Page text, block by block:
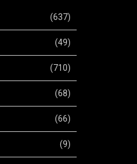
(637)
(49)
(710)
(68)
(66)
(9)